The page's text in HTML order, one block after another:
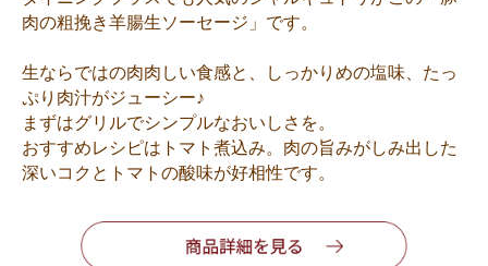
肉の粗挽き羊腸生ソーセージ」です。
生ならではの肉肉しい食感と、しっかりめの塩味、たっ
ぷり肉汁がジューシー♪
まずはグリルでシンプルなおいしさを。
おすすめレシピはトマト煮込み。肉の旨みがしみ出した
深いコクとトマトの酸味が好相性です。